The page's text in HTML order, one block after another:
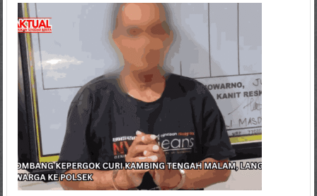
Main
Pulang
Selamanya
karena
Tenggelam,
Ibu
Menangis
Sesenggukan